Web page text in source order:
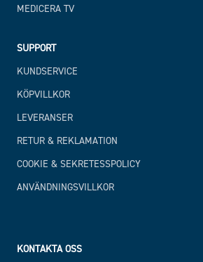
MEDICERA TV
SUPPORT
KUNDSERVICE
KÖPVILLKOR
LEVERANSER
RETUR & REKLAMATION
COOKIE & SEKRETESSPOLICY
ANVÄNDNINGSVILLKOR
KONTAKTA OSS